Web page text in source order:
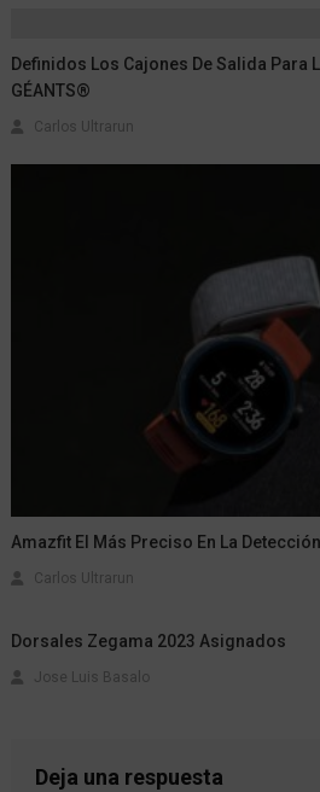
Definidos Los Cajones De Salida Para
GÉANTS®
Carlos Ultrarun
Amazfit El Más Preciso En La
Carlos Ultrarun
Dorsales Zegama 2023 Asignados
Jose Luis Basalo
Deja una respuesta